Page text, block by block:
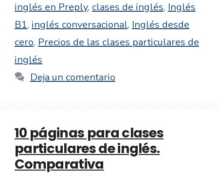
inglés en Preply, clases de inglés, Inglés
B1, inglés conversacional, Inglés desde
cero, Precios de las clases particulares de
inglés
Deja un comentario
10 páginas para clases
particulares de inglés.
Comparativa